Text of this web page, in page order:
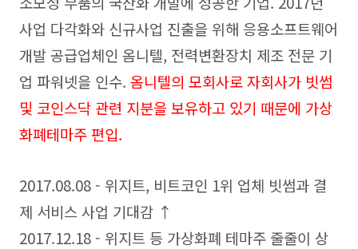
사업 다각화와 신규사업 진출을 위해 응용소프트웨어
개발 공급업체인 옴니텔, 전력변환장치 제조 전문 기
업 파워넷을 인수. 옴니텔의 모회사로 자회사가 빗썸
및 코인스닥 관련 지분을 보유하고 있기 때문에 가상
화폐테마주 편입.
2017.08.08 - 위지트, 비트코인 1위 업체 빗썸과 결
제 서비스 사업 기대감 ↑
2017.12.18 - 위지트 등 가상화폐 테마주 줄줄이 상